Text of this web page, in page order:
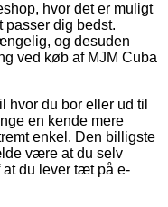
hvor det er muligt
passer dig bedst.
og desuden
ved køb af MJM Cuba
hvor du bor eller ud til
en kende mere
enkel. Den billigste
være at du selv
at du lever tæt på e-